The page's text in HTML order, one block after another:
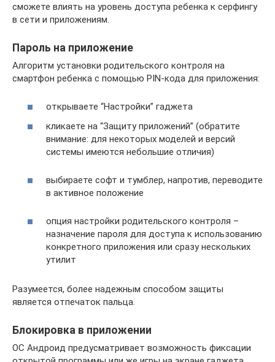
сможете влиять на уровень доступа ребенка к серфингу
в сети и приложениям.
Пароль на приложение
Алгоритм установки родительского контроля на
смартфон ребенка с помощью PIN-кода для приложения:
открываете “Настройки” гаджета
кликаете на “Защиту приложений” (обратите
внимание: для некоторых моделей и версий
системы имеются небольшие отличия)
выбираете софт и тумблер, напротив, переводите
в активное положение
опция настройки родительского контроля –
назначение пароля для доступа к использованию
конкретного приложения или сразу нескольких
утилит
Разумеется, более надежным способом защиты
является отпечаток пальца.
Блокировка в приложении
ОС Андроид предусматривает возможность фиксации